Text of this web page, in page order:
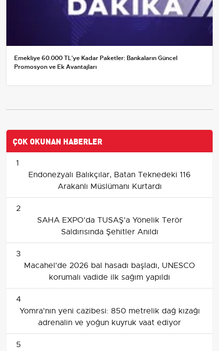
Emekliye 60.000 TL'ye Kadar Paketler: Bankaların Güncel
Promosyon ve Ek Avantajları
ÇOK OKUNAN HABERLER
1
Endonezyalı Balıkçılar, Batan Teknedeki 116
Arakanlı Müslümanı Kurtardı
2
SAHA EXPO'da TUSAŞ'a Yönelik Terör
Saldırısında Şehitler Anıldı
3
Macahel'de 2026 bal hasadı başladı, UNESCO
korumalı vadide ilk sağım yapıldı
4
Yomra'nın yeni cazibesi: 850 metrelik dağ kızağı
adrenalin ve yoğun kuyruk vaat ediyor
5